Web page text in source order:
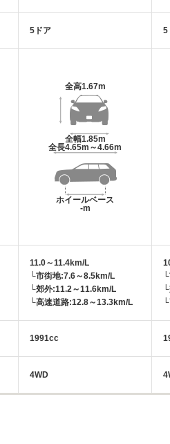
5ドア
全高1.67m
全幅1.85m
全長4.65m～4.66m
ホイールベース
-m
11.0～11.4km/L
└市街地:7.6～8.5km/L
└郊外:11.2～11.6km/L
└高速道路:12.8～13.3km/L
1991cc
4WD
5